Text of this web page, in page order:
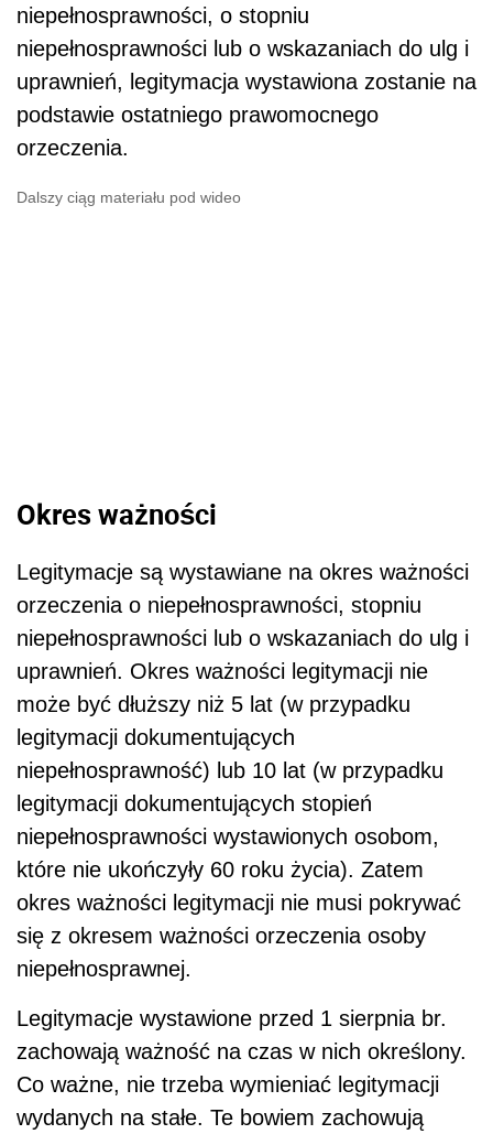
niepełnosprawności, o stopniu
niepełnosprawności lub o wskazaniach do ulg i
uprawnień, legitymacja wystawiona zostanie na
podstawie ostatniego prawomocnego
orzeczenia.
Dalszy ciąg materiału pod wideo
Okres ważności
Legitymacje są wystawiane na okres ważności
orzeczenia o niepełnosprawności, stopniu
niepełnosprawności lub o wskazaniach do ulg i
uprawnień. Okres ważności legitymacji nie
może być dłuższy niż 5 lat (w przypadku
legitymacji dokumentujących
niepełnosprawność) lub 10 lat (w przypadku
legitymacji dokumentujących stopień
niepełnosprawności wystawionych osobom,
które nie ukończyły 60 roku życia). Zatem
okres ważności legitymacji nie musi pokrywać
się z okresem ważności orzeczenia osoby
niepełnosprawnej.
Legitymacje wystawione przed 1 sierpnia br.
zachowają ważność na czas w nich określony.
Co ważne, nie trzeba wymieniać legitymacji
wydanych na stałe. Te bowiem zachowują